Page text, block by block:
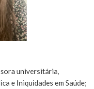
universitária,
e Iniquidades em Saúde;